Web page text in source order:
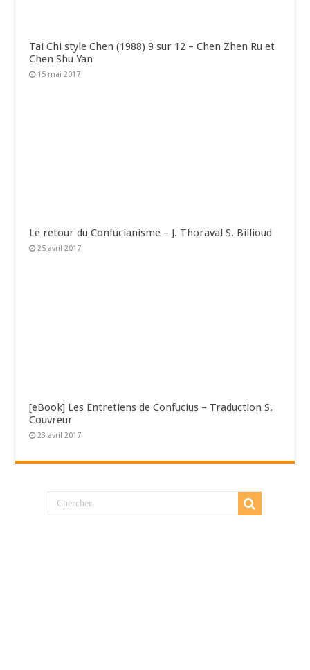
Tai Chi style Chen (1988) 9 sur 12 – Chen Zhen Ru et
Chen Shu Yan
15 mai 2017
Le retour du Confucianisme – J. Thoraval S. Billioud
25 avril 2017
[eBook] Les Entretiens de Confucius – Traduction S.
Couvreur
23 avril 2017